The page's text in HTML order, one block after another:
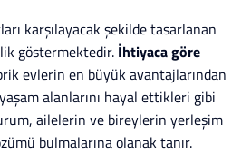
karşılayacak şekilde tasarlanan
göstermektedir. İhtiyaca göre
evlerin en büyük avantajlarından
alanlarını hayal ettikleri gibi
ailelerin ve bireylerin yerleşim
bulmalarına olanak tanır.